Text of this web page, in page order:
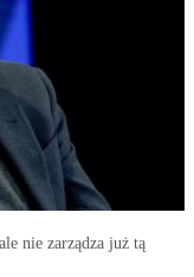
nie zarządza już tą